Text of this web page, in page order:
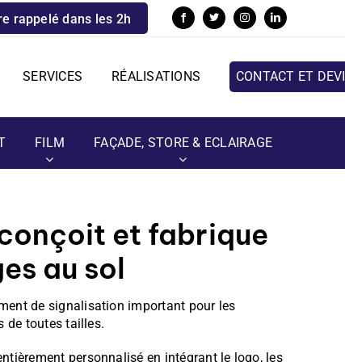
rappelé dans les 2h
SERVICES RÉALISATIONS CONTACT ET
FILM FAÇADE, STORE & ECLAIRAGE
et fabrique
au sol
de signalisation important pour les
de toutes tailles.
personnalisé en intégrant le logo, les